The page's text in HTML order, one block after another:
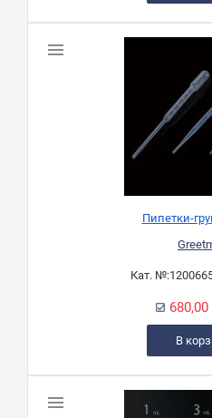
Пипетки-
Кат. №:
680,00
В